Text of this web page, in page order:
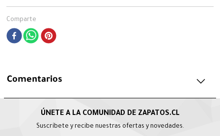
Comparte
Comentarios
Suscríbete y recibe nuestras ofertas y novedades.